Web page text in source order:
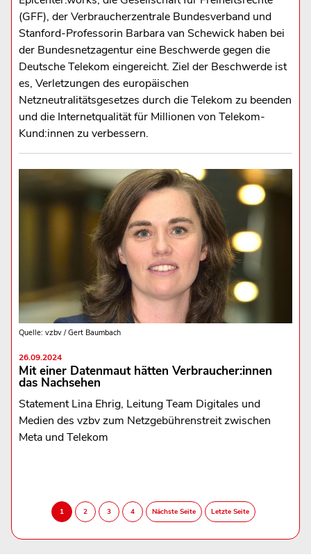
(GFF), der Verbraucherzentrale Bundesverband und
Stanford-Professorin Barbara van Schewick haben bei
der Bundesnetzagentur eine Beschwerde gegen die
Deutsche Telekom eingereicht. Ziel der Beschwerde ist
es, Verletzungen des europäischen
Netzneutralitätsgesetzes durch die Telekom zu beenden
und die Internetqualität für Millionen von Telekom-
Kund:innen zu verbessern.
Quelle: vzbv / Gert Baumbach
26.09.2024
Mit einer Datenmaut hätten Verbraucher:innen
das Nachsehen
Statement Lina Ehrig, Leitung Team Digitales und
Medien des vzbv zum Netzgebührenstreit zwischen
Meta und Telekom